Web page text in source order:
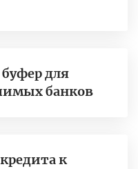
для
банков
к